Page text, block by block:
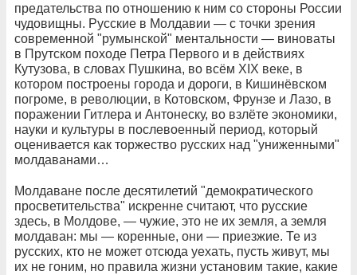
предательства по отношению к ним со стороны России
чудовищны. Русские в Молдавии — с точки зрения
современной "румынской" ментальности — виноваты
в Прутском походе Петра Первого и в действиях
Кутузова, в словах Пушкина, во всём XIX веке, в
котором построены города и дороги, в Кишинёвском
погроме, в революции, в Котовском, Фрунзе и Лазо, в
поражении Гитлера и Антонеску, во взлёте экономики,
науки и культуры в послевоенный период, который
оценивается как торжество русских над "униженными"
молдаванами…
Молдаване после десятилетий "демократического
просветительства" искренне считают, что русские
здесь, в Молдове, — чужие, это не их земля, а земля
молдаван: мы — коренные, они — приезжие. Те из
русских, кто не может отсюда уехать, пусть живут, мы
их не гоним, но правила жизни установим такие, какие